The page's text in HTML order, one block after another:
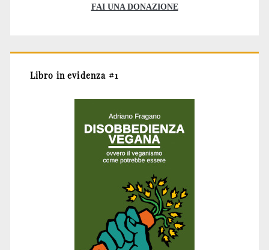
FAI UNA DONAZIONE
Libro in evidenza #1